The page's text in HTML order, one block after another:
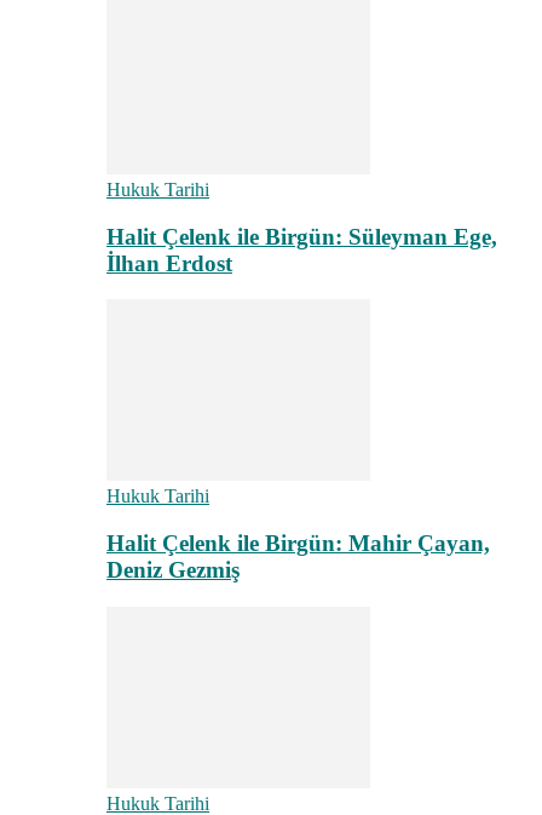
Hukuk Tarihi
Halit Çelenk ile Birgün: Süleyman Ege,
İlhan Erdost
Hukuk Tarihi
Halit Çelenk ile Birgün: Mahir Çayan,
Deniz Gezmiş
Hukuk Tarihi